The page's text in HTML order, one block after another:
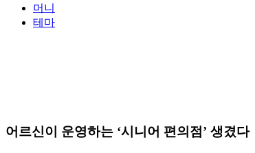
머니
테마
어르신이 운영하는 ‘시니어 편의점’ 생겼다